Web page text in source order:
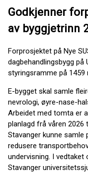
Godkjenner
av byggjetrinn
Forprosjektet på Nye
dagbehandlingsbygg på
styringsramme på 1459
E-bygget skal samle
nevrologi, øyre-nase-
Arbeidet med tomta er
planlagd frå våren 2026
Stavanger kunne samle
redusere
undervisning. I
Stavanger